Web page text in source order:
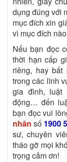
dụng đúng với
mục đích xin
vì mục đích
Nếu bạn đọc
thời hạn cấp
riêng, hay
trong các lĩnh
gia đình, luật
động… đến
bạn đọc vui
nhân số 1900
sư, chuyên
tháo gỡ mọi
trọng cảm ơn!